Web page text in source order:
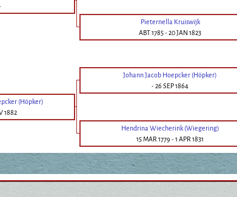
Pieternella Kruiswijk
ABT 1785-20 JAN 1823
Johann Jacob Hoepcker (Höpker)
-26 SEP 1864
(Höpker)
1882
Hendrina Wiecherink (Wiegering)
15 MAR 1779 -1 APR 1831